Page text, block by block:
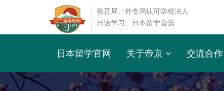
教育局、外专局认可学校法人
日语学习、日本留学首选
日本留学官网 关于帝京 交流合作